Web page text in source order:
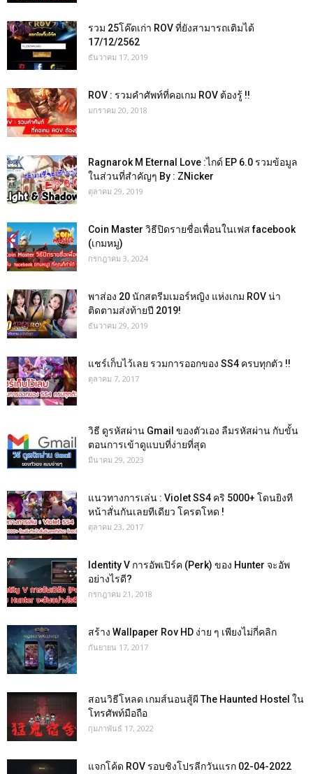
รวม 25โค๊ดเก่า ROV ที่ยังสามารถเติมได้
17/12/2562
ธันวาคม 17, 2019
ROV : รวมคำศัพท์ที่คอเกม ROV ต้องรู้ !!
มกราคม 20, 2018
Ragnarok M Eternal Love :ไกด์ EP 6.0 รวมข้อมูล
ในส่วนที่สำคัญๆ By : ZNicker
ตุลาคม 29, 2019
Coin Master วิธีปิดรายชื่อเพื่อนในเฟส facebook
(เกมหมู)
กรกฎาคม 3, 2024
พาส่อง 20 นักสตรีมเมอร์หญิง แห่งเกม ROV น่า
ติดตามส่งท้ายปี 2019!
ธันวาคม 29, 2019
แชร์เก็บไว้เลย รวมการออกของ SS4 ครบทุกตัว !!
ตุลาคม 7, 2017
วิธี ดูรหัสผ่าน Gmail ของตัวเอง ลืมรหัสผ่าน กับขั้น
ตอนการเข้าดูแบบที่ง่ายที่สุด
มีนาคม 29, 2023
แนวทางการเล่น : Violet SS4 คริ 5000+ โดนยิงที
หน้าสั่นกันเลยทีเดียว โครตโหด !
ตุลาคม 23, 2017
Identity V การอัพเปิร์ค (Perk) ของ Hunter จะอัพ
อย่างไรดี?
กรกฎาคม 21, 2018
สร้าง Wallpaper Rov HD ง่าย ๆ เพียงไม่กี่คลิก
กันยายน 17, 2017
สอนวิธีโหลด เกมส์นอนสู้ผี The Haunted Hostel ใน
โทรศัพท์มือถือ
กุมภาพันธ์ 17, 2022
แจกโค้ด ROV รอบชิงโปรลีกวันแรก 02-04-2022